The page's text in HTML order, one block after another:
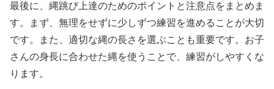
最後に、縄跳び上達のためのポイントと注意点をまとめま
す。まず、無理をせずに少しずつ練習を進めることが大切
です。また、適切な縄の長さを選ぶことも重要です。お子
さんの身長に合わせた縄を使うことで、練習がしやすくな
ります。